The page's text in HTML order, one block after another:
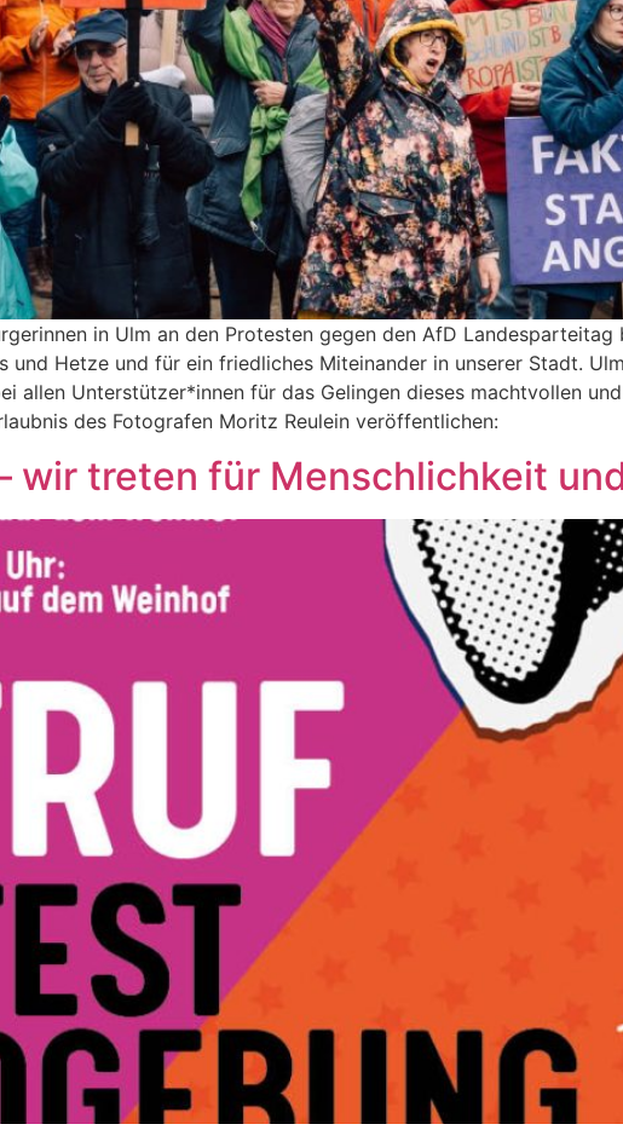
in Ulm an den Protesten gegen den AfD
und Hetze und für ein friedliches Miteinander in unserer Stadt.
allen Unterstützer*innen für das Gelingen dieses machtvollen
des Fotografen Moritz Reulein veröffentlichen:
wir treten für Menschlichkeit